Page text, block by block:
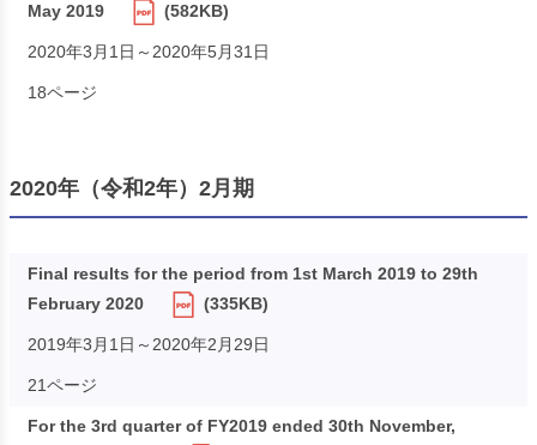
May 2019
(582KB)
2020年3月1日～2020年5月31日
18ページ
2020年（令和2年）2月期
Final results for the period from 1st March 2019 to 29th
February 2020
(335KB)
2019年3月1日～2020年2月29日
21ページ
For the 3rd quarter of FY2019 ended 30th November,